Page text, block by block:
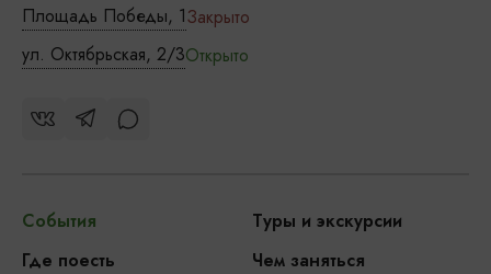
Площадь Победы, 1Закрыто
ул. Октябрьская, 2/3Открыто
События
Туры и экскурсии
Где поесть
Чем заняться